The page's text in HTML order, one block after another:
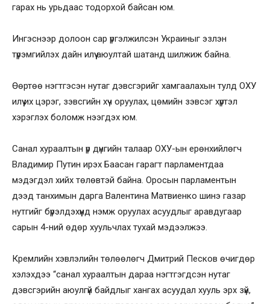
гарах нь урьдаас тодорхой байсан юм.
Ингэснээр долоон сар үргэлжилсэн Украиныг эзлэн
түрэмгийлэх дайн илүү аюултай шатанд шилжиж байна.
Өөртөө нэгтгэсэн нутаг дэвсгэрийг хамгаалахын тулд ОХУ
илүү их цэрэг, зэвсгийн хүч оруулах, цөмийн зэвсэг хүртэл
хэрэглэх боломж нээгдэх юм.
Санал хураалтын үр дүнгийн талаар ОХУ-ын ерөнхийлөгч
Владимир Путин ирэх Баасан гарагт парламентдаа
мэдэгдэл хийх төлөвтэй байна. Оросын парламентын
дээд танхимын дарга Валентина Матвиенко шинэ газар
нутгийг бүрэлдэхүүнд нэмж оруулах асуудлыг аравдугаар
сарын 4-ний өдөр хуульчлах тухай мэдээлжээ.
Кремлийн хэвлэлийн төлөөлөгч Дмитрий Песков өчигдөр
хэлэхдээ “санал хураалтын дараа нэгтгэгдсэн нутаг
дэвсгэрийн аюулгүй байдлыг хангах асуудал хууль эрх зүй,